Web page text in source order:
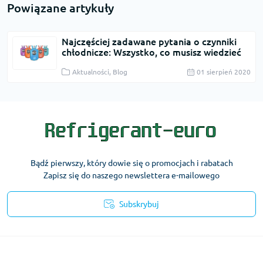
Powiązane artykuły
Najczęściej zadawane pytania o czynniki
chłodnicze: Wszystko, co musisz wiedzieć
Aktualności, Blog 01 sierpień 2020
Bądź pierwszy, który dowie się o promocjach i rabatach
Zapisz się do naszego newslettera e-mailowego
Subskrybuj